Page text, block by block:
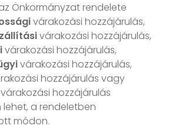
Önkormányzat rendelete
várakozási hozzájárulás,
várakozási hozzájárulás,
várakozási hozzájárulás,
várakozási hozzájárulás,
hozzájárulás vagy
várakozási hozzájárulás
a rendeletben
módon.